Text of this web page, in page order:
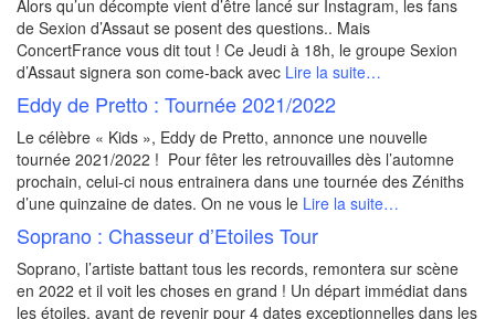
Alors qu’un décompte vient d’être lancé sur Instagram, les fans
de Sexion d’Assaut se posent des questions.. Mais
ConcertFrance vous dit tout ! Ce Jeudi à 18h, le groupe Sexion
d’Assaut signera son come-back avec Lire la suite…
Eddy de Pretto : Tournée 2021/2022
Le célèbre « Kids », Eddy de Pretto, annonce une nouvelle
tournée 2021/2022 ! Pour fêter les retrouvailles dès l’automne
prochain, celui-ci nous entrainera dans une tournée des Zéniths
d’une quinzaine de dates. On ne vous le Lire la suite…
Soprano : Chasseur d’Etoiles Tour
Soprano, l’artiste battant tous les records, remontera sur scène
en 2022 et il voit les choses en grand ! Un départ immédiat dans
les étoiles, avant de revenir pour 4 dates exceptionnelles dans les